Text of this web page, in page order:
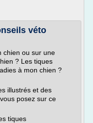
véto
chien ou sur une
? Les tiques
à mon chien ?
illustrés et des
posez sur ce
tiques